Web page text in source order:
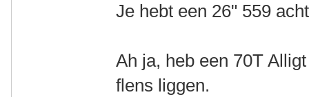
Je hebt een 26" 559
Ah ja, heb een 70T
flens liggen.